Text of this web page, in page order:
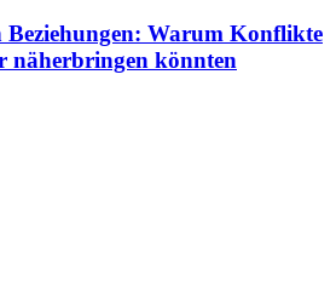
Beziehungen: Warum Konflikte
näherbringen könnten